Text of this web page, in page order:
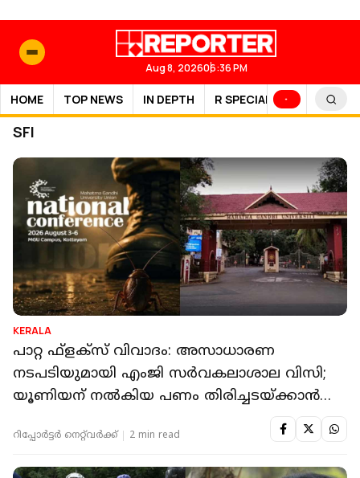
Aug 8, 202606:36 PM
HOME TOP NEWS IN DEPTH R SPECIAL SPORTS
SFI
KERALA
പാറ്റ ഫ്‌ളക്‌സ് വിവാദം: അസാധാരണ
നടപടിയുമായി എംജി സർവകലാശാല വിസി;
യൂണിയന് നൽകിയ പണം തിരിച്ചടയ്ക്കാൻ
റിപ്പോർട്ടർ നെറ്റ്‌വര്‍ക്ക്‌ 2 min read